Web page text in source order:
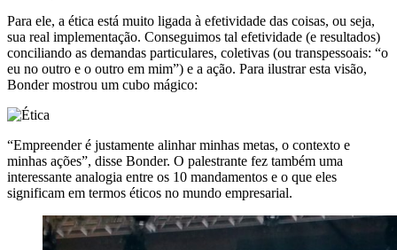
Para ele, a ética está muito ligada à efetividade das coisas, ou seja,
sua real implementação. Conseguimos tal efetividade (e resultados)
conciliando as demandas particulares, coletivas (ou transpessoais: “o
eu no outro e o outro em mim”) e a ação. Para ilustrar esta visão,
Bonder mostrou um cubo mágico:
“Empreender é justamente alinhar minhas metas, o contexto e
minhas ações”, disse Bonder. O palestrante fez também uma
interessante analogia entre os 10 mandamentos e o que eles
significam em termos éticos no mundo empresarial.